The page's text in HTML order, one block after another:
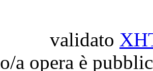
validato
a opera è